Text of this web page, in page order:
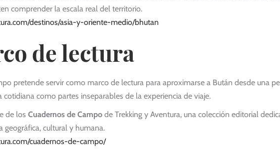
comprender la escala real del territorio.
destinos/asia-y-oriente-medio/bhutan
de lectura
pretende servir como marco de lectura para aproximarse a Bután desde una
cotidiana como partes inseparables de la experiencia de viaje.
de los Cuadernos de Campo de Trekking y Aventura, una colección editorial
geográfica, cultural y humana.
cuadernos-de-campo/